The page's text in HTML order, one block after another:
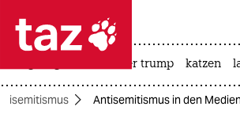
 taz zahl ich
taz zahl ich
usa unter trump katzen
Antisemitismus in den